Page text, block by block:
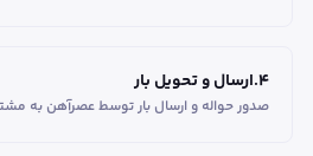
4
.ارسال و تحویل بار
صدور حواله و ارسال بار توسط عصرآهن به